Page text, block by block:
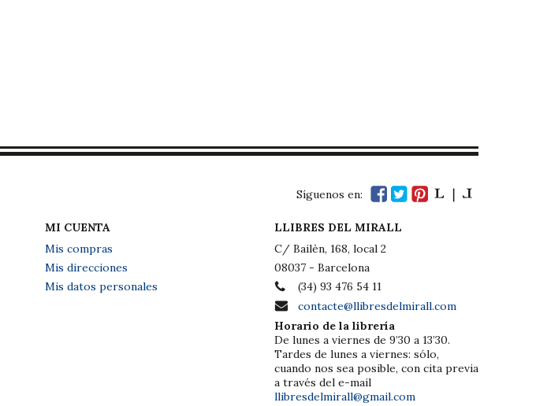
Síguenos en:
MI CUENTA
Mis compras
Mis direcciones
Mis datos personales
LLIBRES DEL MIRALL
C/ Bailèn, 168, local 2
08037 - Barcelona
(34) 93 476 54 11
contacte@llibresdelmirall.com
Horario de la librería
De lunes a viernes de 9’30 a 13’30.
Tardes de lunes a viernes: sólo,
cuando nos sea posible, con cita previa
a través del e-mail
llibresdelmirall@gmail.com